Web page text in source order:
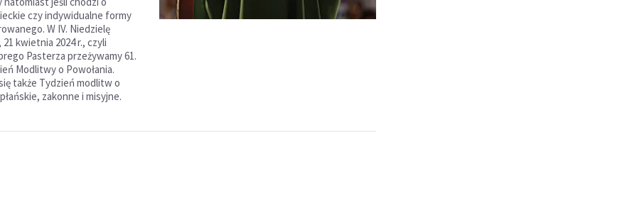
czy indywidualne formy
W IV. Niedzielę
kwietnia 2024 r., czyli
Pasterza przeżywamy 61.
Modlitwy o Powołania.
także Tydzień modlitw o
zakonne i misyjne.